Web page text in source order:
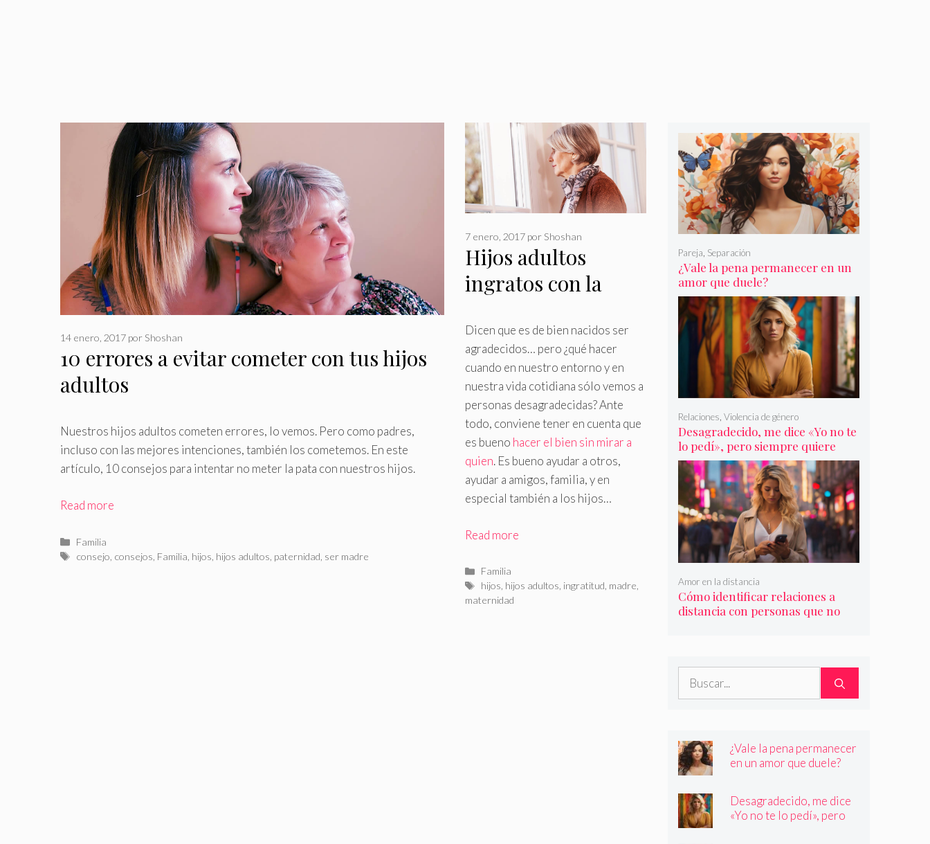
10 errores a evitar cometer con tus hijos
adultos
14 enero, 2017 por Shoshan
Nuestros hijos adultos cometen errores, lo vemos. Pero como padres,
incluso con las mejores intenciones, también los cometemos. En este
artículo, 10 consejos para intentar no meter la pata con nuestros hijos.
Read more
Categorías
Familia
Etiquetas
consejo consejos Familia hijos hijos adultos paternidad ser madre
Hijos adultos
ingratos con la
7 enero, 2017 por Shoshan
Dicen que es de bien nacidos ser
agradecidos… pero ¿qué hacer
cuando en nuestro entorno y en
nuestra vida cotidiana sólo vemos a
personas desagradecidas? Ante
todo, conviene tener en cuenta que
es bueno hacer el bien sin mirar a
quien. Es bueno ayudar a otros,
ayudar a amigos, familia, y en
especial también a los hijos…
Read more
Categorías
Familia
Etiquetas
hijos, hijos adultos, ingratitud, madre,
maternidad
¿Vale la pena permanecer en un
amor que duele?
Pareja Separación
Desagradecido, me dice «Yo no te
lo pedí», pero siempre quiere
más
Relaciones, Violencia de género
Cómo identificar relaciones a
distancia con personas que no
Amor en la distancia
Buscar:
¿Vale la pena permanecer
en un amor que duele?
Desagradecido, me dice
«Yo no te lo pedí», pero